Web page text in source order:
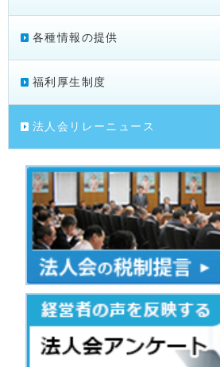
各種情報の提供
福利厚生制度
法人会リレーニュース